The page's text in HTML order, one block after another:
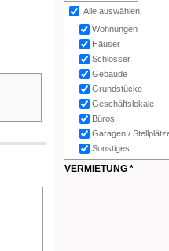
Alle auswählen
Wohnungen
Häuser
Schlösser
Gebäude
Grundstücke
Geschäftslokale
Büros
Garagen /
Sonstiges
VERMIETUNG *